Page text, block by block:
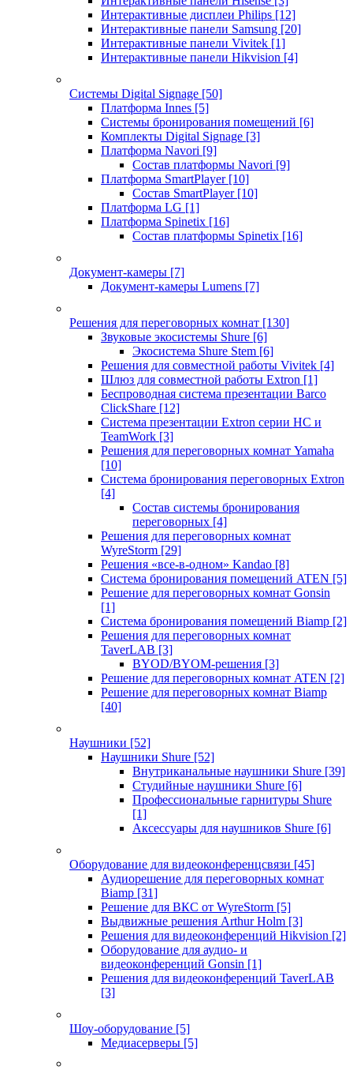
Интерактивные дисплеи Philips [12]
Интерактивные панели Samsung [20]
Интерактивные панели Vivitek [1]
Интерактивные панели Hikvision [4]
Системы Digital Signage [50]
Платформа Innes [5]
Системы бронирования помещений [6]
Комплекты Digital Signage [3]
Платформа Navori [9]
Состав платформы Navori [9]
Платформа SmartPlayer [10]
Состав SmartPlayer [10]
Платформа LG [1]
Платформа Spinetix [16]
Состав платформы Spinetix [16]
Документ-камеры [7]
Документ-камеры Lumens [7]
Решения для переговорных комнат [130]
Звуковые экосистемы Shure [6]
Экосистема Shure Stem [6]
Решения для совместной работы Vivitek [4]
Шлюз для совместной работы Extron [1]
Беспроводная система презентации Barco
ClickShare [12]
Система презентации Extron серии HC и
TeamWork [3]
Решения для переговорных комнат Yamaha
[10]
Система бронирования переговорных Extron
[4]
Состав системы бронирования
переговорных [4]
Решения для переговорных комнат
WyreStorm [29]
Решения «все-в-одном» Kandao [8]
Система бронирования помещений ATEN [5]
Решение для переговорных комнат Gonsin
[1]
Система бронирования помещений Biamp [2]
Решения для переговорных комнат
TaverLAB [3]
BYOD/BYOM-решения [3]
Решение для переговорных комнат ATEN [2]
Решение для переговорных комнат Biamp
[40]
Наушники [52]
Наушники Shure [52]
Внутриканальные наушники Shure [39]
Студийные наушники Shure [6]
Профессиональные гарнитуры Shure
[1]
Аксессуары для наушников Shure [6]
Оборудование для видеоконференцсвязи [45]
Аудиорешение для переговорных комнат
Biamp [31]
Решение для ВКС от WyreStorm [5]
Выдвижные решения Arthur Holm [3]
Решения для видеоконференций Hikvision [2]
Оборудование для аудио- и
видеоконференций Gonsin [1]
Решения для видеоконференций TaverLAB
[3]
Шоу-оборудование [5]
Медиасерверы [5]